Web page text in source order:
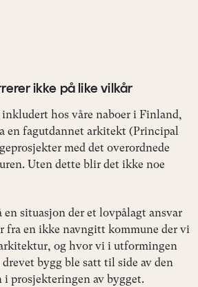
ikke på like vilkår
hos våre naboer i Finland,
en fagutdannet arkitekt (Principal
med det overordnede
Uten dette blir det ikke noe
situasjon der et lovpålagt ansvar
en ikke navngitt kommune der vi
og hvor vi i utformingen
bygg ble satt til side av den
prosjekteringen av bygget.